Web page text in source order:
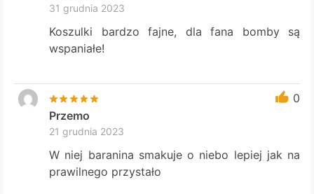
31 grudnia 2023
Koszulki bardzo fajne, dla fana bomby są
wspaniałe!
0
Przemo
21 grudnia 2023
W niej baranina smakuje o niebo lepiej jak na
prawilnego przystało